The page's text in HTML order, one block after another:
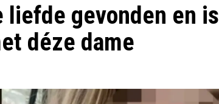
liefde gevonden en is
déze dame